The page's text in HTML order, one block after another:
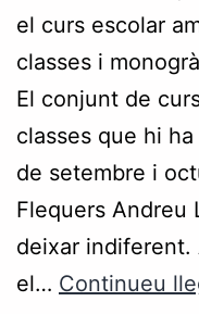
el curs escolar
classes i
El conjunt de
classes que hi
de setembre i
Flequers Andreu
deixar indiferent.
el… Continueu